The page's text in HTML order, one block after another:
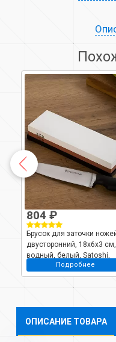
804 ₽
Брусок для заточки
двусторонний, 18х6х3 см,
водный, белый, Satoshi,
Подробнее
ОПИСАНИЕ ТОВАРА